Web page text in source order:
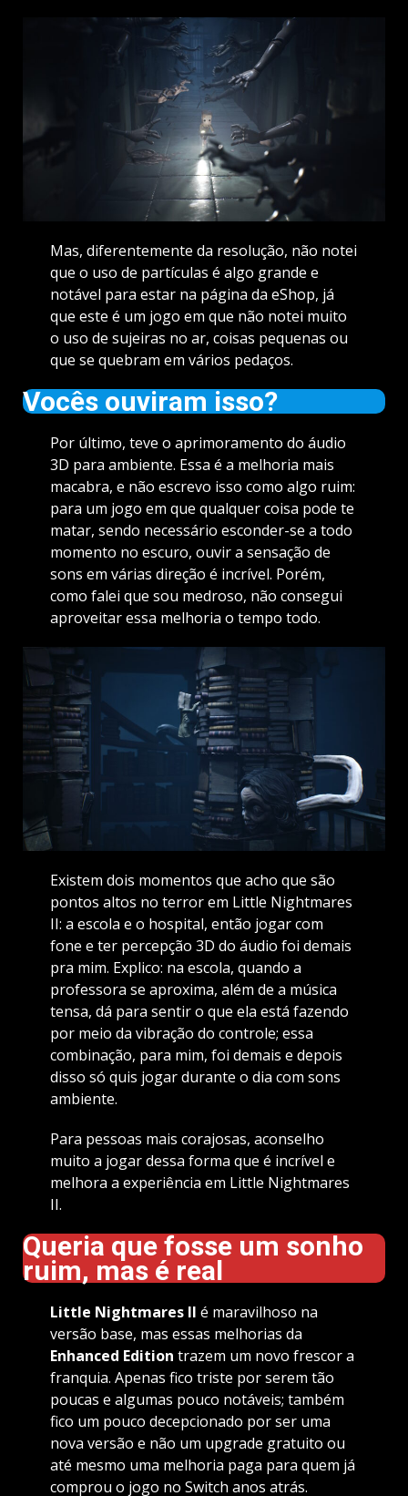
Mas, diferentemente da resolução, não notei
que o uso de partículas é algo grande e
notável para estar na página da eShop, já
que este é um jogo em que não notei muito
o uso de sujeiras no ar, coisas pequenas ou
que se quebram em vários pedaços.
Vocês ouviram isso?
Por último, teve o aprimoramento do áudio
3D para ambiente. Essa é a melhoria mais
macabra, e não escrevo isso como algo ruim:
para um jogo em que qualquer coisa pode te
matar, sendo necessário esconder-se a todo
momento no escuro, ouvir a sensação de
sons em várias direção é incrível. Porém,
como falei que sou medroso, não consegui
aproveitar essa melhoria o tempo todo.
Existem dois momentos que acho que são
pontos altos no terror em Little Nightmares
II: a escola e o hospital, então jogar com
fone e ter percepção 3D do áudio foi demais
pra mim. Explico: na escola, quando a
professora se aproxima, além de a música
tensa, dá para sentir o que ela está fazendo
por meio da vibração do controle; essa
combinação, para mim, foi demais e depois
disso só quis jogar durante o dia com sons
ambiente.
Para pessoas mais corajosas, aconselho
muito a jogar dessa forma que é incrível e
melhora a experiência em Little Nightmares
II.
Queria que fosse um sonho
ruim, mas é real
Little Nightmares II é maravilhoso na
versão base, mas essas melhorias da
Enhanced Edition trazem um novo frescor a
franquia. Apenas fico triste por serem tão
poucas e algumas pouco notáveis; também
fico um pouco decepcionado por ser uma
nova versão e não um upgrade gratuito ou
até mesmo uma melhoria paga para quem já
comprou o jogo no Switch anos atrás.